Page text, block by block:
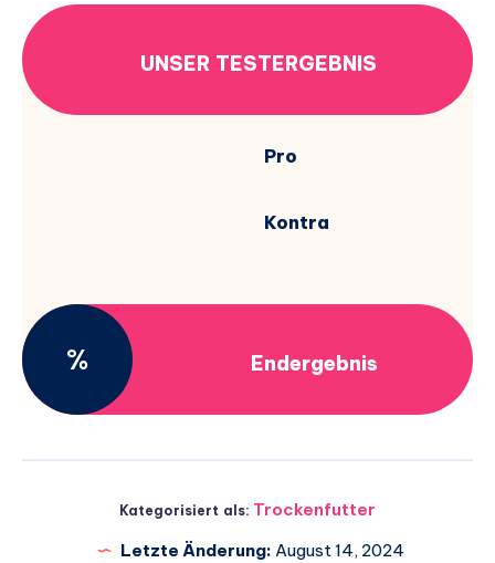
UNSER TESTERGEBNIS
Pro
Kontra
% Endergebnis
Kategorisiert als: Trockenfutter
Letzte Änderung: August 14, 2024